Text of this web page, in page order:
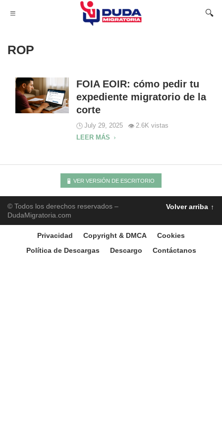
ROP
FOIA EOIR: cómo pedir tu
expediente migratorio de la
corte
July 29, 2025
2.6K vistas
LEER MÁS
VER VERSIÓN DE ESCRITORIO
© Todos los derechos reservados –
DudaMigratoria.com
Volver arriba
Privacidad Copyright & DMCA
Cookies
Política de Descargas
Descargo Contáctanos